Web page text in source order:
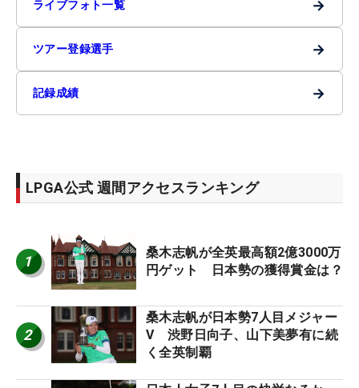
ライブフォト一覧 →
ツアー登録選手 →
記録成績 →
LPGA公式 週間アクセスランキング
1
桑木志帆が全英最高額2億3000万
円ゲット 日本勢の獲得賞金は？
2
桑木志帆が日本勢7人目メジャー
V 渋野日向子、山下美夢有に続
く全英制覇